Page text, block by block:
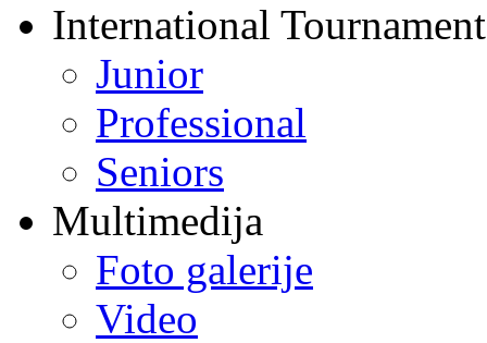
International
Junior
Professional
Seniors
Multimedija
Foto galerije
Video